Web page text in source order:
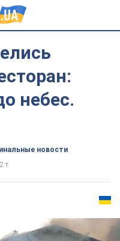
небес.
новости
т.